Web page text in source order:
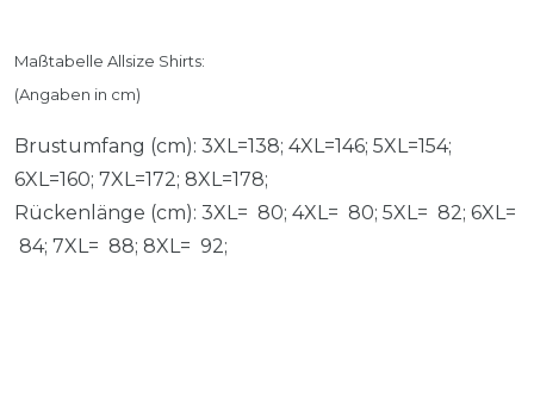
Maßtabelle Allsize Shirts:
(Angaben in cm)
Brustumfang (cm): 3XL=138; 4XL=146; 5XL=154;
6XL=160; 7XL=172; 8XL=178;
Rückenlänge (cm): 3XL= 80; 4XL= 80; 5XL= 82; 6XL=
84; 7XL= 88; 8XL= 92;